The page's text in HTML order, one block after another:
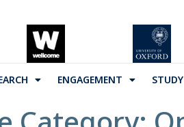
ENGAGEMENT STUDY